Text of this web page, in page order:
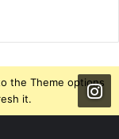
the Theme options
it.